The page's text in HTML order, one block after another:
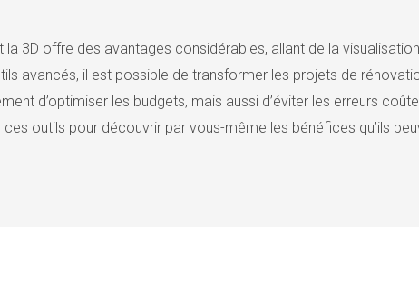
3D offre des avantages considérables, allant de la
avancés, il est possible de transformer les projets de
d’optimiser les budgets, mais aussi d’éviter les erreurs
outils pour découvrir par vous-même les bénéfices qu’ils